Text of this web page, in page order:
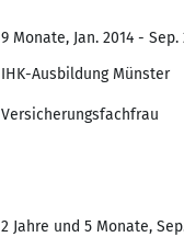
9 Monate, Jan. 2014 - Sep.
IHK-Ausbildung Münster
Versicherungsfachfrau
2 Jahre und 5 Monate,